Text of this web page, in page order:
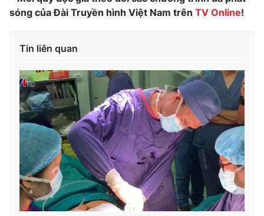
Tư vấn
Emagazine
Photo Infographic
Video Shorts video
VTV Money VTV Thể thao
VTV Sức khoẻ Bất động sản
sóng của Đài Truyền hình Việt Nam trên TV Online!
Tin liên quan